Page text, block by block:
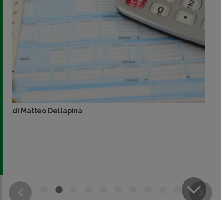
CONDIVIDI
di Matteo Dellapina